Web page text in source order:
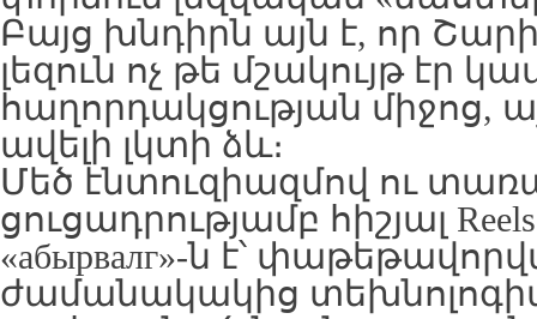
Բայց խնդիրն այն է, որ
լեզուն ոչ թե մշակույթ էր
հաղորդակցության միջոց,
ավելի լկտի ձև։
Մեծ էնտուզիազմով ու
ցուցադրությամբ հիշյալ
«абырвалг»-ն է՝
ժամանակակից